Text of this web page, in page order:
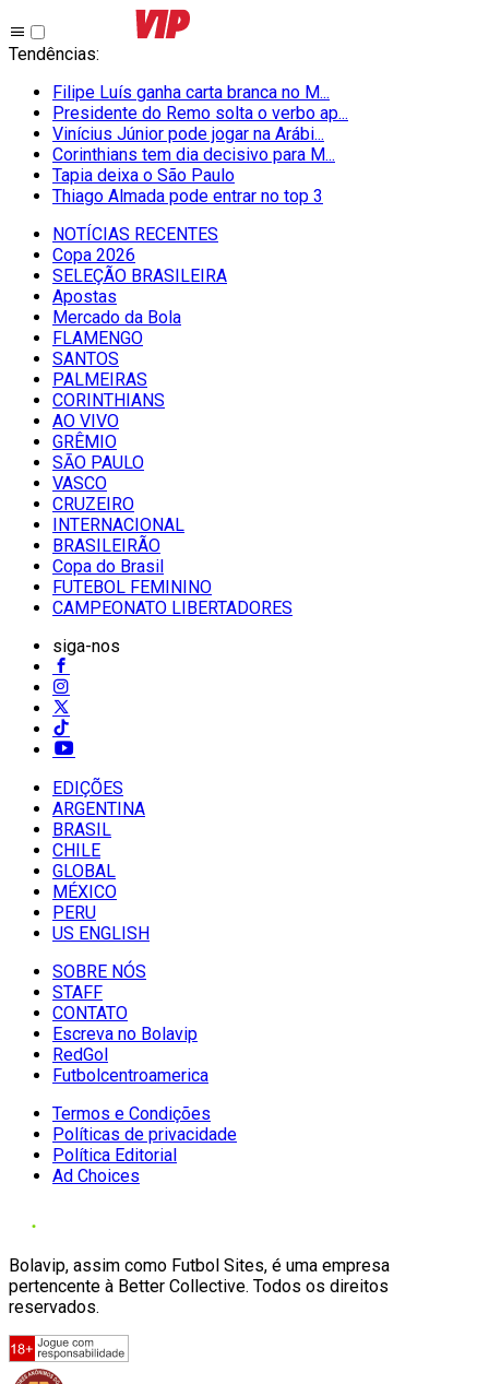
Tendências:
Filipe Luís ganha carta branca no M...
Presidente do Remo solta o verbo ap...
Vinícius Júnior pode jogar na Arábi...
Corinthians tem dia decisivo para M...
Tapia deixa o São Paulo
Thiago Almada pode entrar no top 3
NOTÍCIAS RECENTES
Copa 2026
SELEÇÃO BRASILEIRA
Apostas
Mercado da Bola
FLAMENGO
SANTOS
PALMEIRAS
CORINTHIANS
AO VIVO
GRÊMIO
SĀO PAULO
VASCO
CRUZEIRO
INTERNACIONAL
BRASILEIRÃO
Copa do Brasil
FUTEBOL FEMININO
CAMPEONATO LIBERTADORES
siga-nos
EDIÇÕES
ARGENTINA
BRASIL
CHILE
GLOBAL
MÉXICO
PERU
US ENGLISH
SOBRE NÓS
STAFF
CONTATO
Escreva no Bolavip
RedGol
Futbolcentroamerica
Termos e Condições
Políticas de privacidade
Política Editorial
Ad Choices
Bolavip, assim como Futbol Sites, é uma empresa
pertencente à Better Collective. Todos os direitos
reservados.